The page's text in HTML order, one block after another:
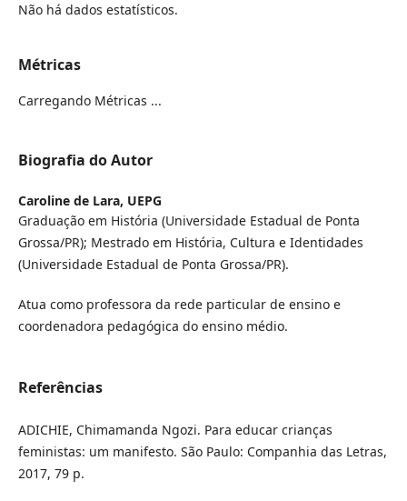
Não há dados estatísticos.
Métricas
Carregando Métricas ...
Biografia do Autor
Caroline de Lara, UEPG
Graduação em História (Universidade Estadual de Ponta
Grossa/PR); Mestrado em História, Cultura e Identidades
(Universidade Estadual de Ponta Grossa/PR).
Atua como professora da rede particular de ensino e
coordenadora pedagógica do ensino médio.
Referências
ADICHIE, Chimamanda Ngozi. Para educar crianças
feministas: um manifesto. São Paulo: Companhia das Letras,
2017, 79 p.